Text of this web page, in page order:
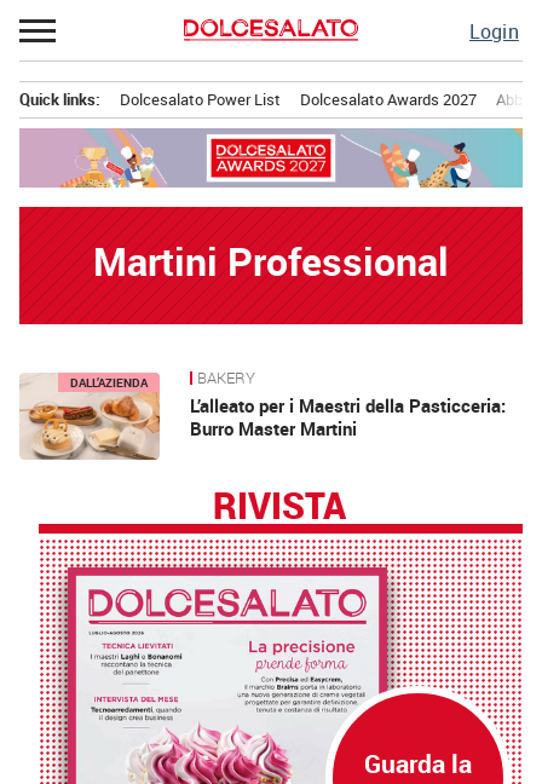
Passa
al
Login
principale
Quick links: Dolcesalato Power List Dolcesalato Awards 2027
Martini Professional
News DALL’AZIENDA BAKERY
L’alleato per i Maestri della Pasticceria:
Burro Master Martini
RIVISTA